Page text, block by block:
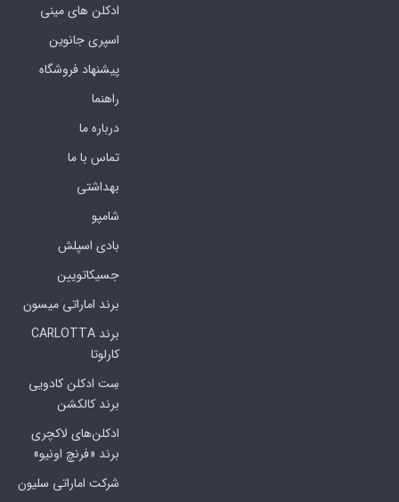
ادکلن های مینی
اسپری جانوین
پیشنهاد فروشگاه
راهنما
درباره ما
تماس با ما
بهداشتی
شامپو
بادی اسپلش
جسیکاتویین
برند اماراتی میسون
برند CARLOTTA
کارلوتا
سِت ادکلن کادویی
برند کالکشن
ادکلن‌های لاکچری
برند «فرنچ اونیو»
شرکت اماراتی سلیون